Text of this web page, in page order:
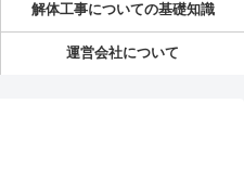
解体工事についての基礎知識
運営会社について